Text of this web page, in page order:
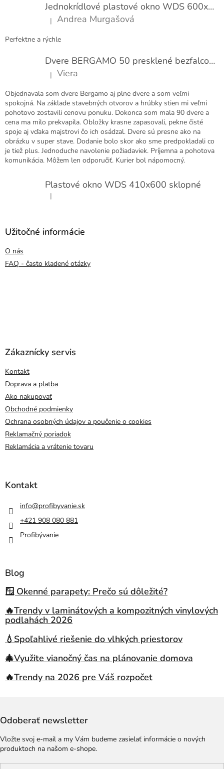
Jednokrídlové plastové okno WDS 600x1000
Hodnotenie produktu je 5 z 5 hviezdičiek.
| Andrea Murgašová
Perfektne a rýchle
Dvere BERGAMO 50 presklené bezfalcové EXTRA
Hodnotenie produktu je 5 z 5 hviezdičiek.
| Viera
Objednavala som dvere Bergamo aj plne dvere a som veľmi
spokojná. Na základe stavebných otvorov a hrúbky stien mi veľmi
pohotovo zostavili cenovu ponuku. Dokonca som mala 90 dvere a
cena ma milo prekvapila. Obložky krasne zapasovali, pekne čisté
spoje aj vďaka majstrovi čo ich osádzal. Dvere sú presne ako na
obrázku v super stave. Dodanie bolo skor ako sme predpokladali co
je tiež plus. Jednoduche navolenie požiadaviek. Príjemna a pohotova
komunikácia. Môžem len odporučiť. Kurier bol nápomocný.
Plastové okno WDS 410x600 sklopné
Hodnotenie produktu je 5 z 5 hviezdičiek.
|
Užitočné informácie
O nás
FAQ - často kladené otázky
Zákaznícky servis
Kontakt
Doprava a platba
Ako nakupovať
Obchodné podmienky
Ochrana osobných údajov a poučenie o cookies
Reklamačný poriadok
Reklamácia a vrátenie tovaru
Kontakt
info@profibyvanie.sk
+421 908 080 881
Profibývanie
Blog
🪟 Okenné parapety: Prečo sú dôležité?
🔥Trendy v laminátových a kompozitných vinylových
podlahách 2026
💧Spoľahlivé riešenie do vlhkých priestorov
🎄Využite vianočný čas na plánovanie domova
🔥Trendy na 2026 pre Váš rozpočet
Odoberať newsletter
Vložte svoj e-mail a my Vám budeme zasielať informácie o nových
produktoch na našom e-shope.